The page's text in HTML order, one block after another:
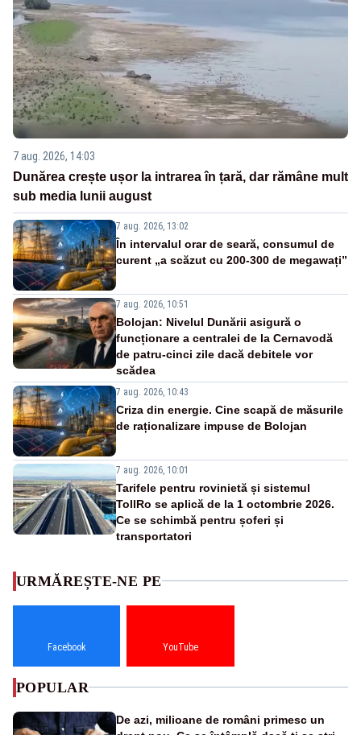
7 aug. 2026, 14:03
Dunărea crește ușor la intrarea în țară, dar rămâne mult
sub media lunii august
7 aug. 2026, 13:02
În intervalul orar de seară, consumul de
curent „a scăzut cu 200-300 de megawați”
7 aug. 2026, 10:51
Bolojan: Nivelul Dunării asigură o
funcționare a centralei de la Cernavodă
de patru-cinci zile dacă debitele vor
scădea
7 aug. 2026, 10:43
Criza din energie. Cine scapă de măsurile
de raționalizare impuse de Bolojan
7 aug. 2026, 10:01
Tarifele pentru rovinietă și sistemul
TollRo se aplică de la 1 octombrie 2026.
Ce se schimbă pentru șoferi și
transportatori
URMĂREȘTE-NE PE
Facebook YouTube
POPULAR
De azi, milioane de români primesc un